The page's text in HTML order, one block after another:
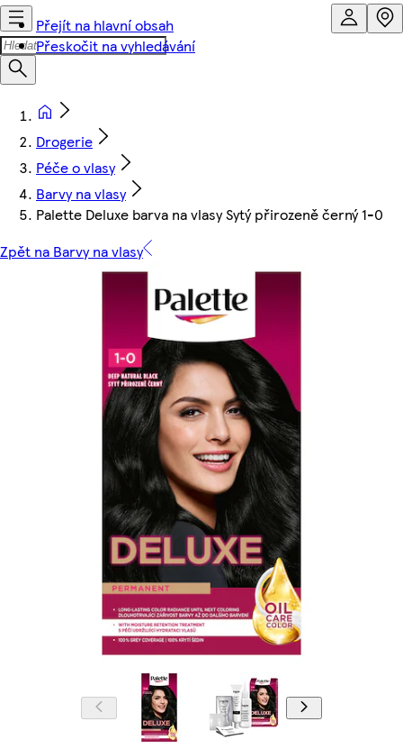
Přejít na hlavní obsah
Přeskočit na vyhledávání
Drogerie
Péče o vlasy
Barvy na vlasy
Palette Deluxe barva na vlasy Sytý přirozeně černý 1-0
Zpět na Barvy na vlasy